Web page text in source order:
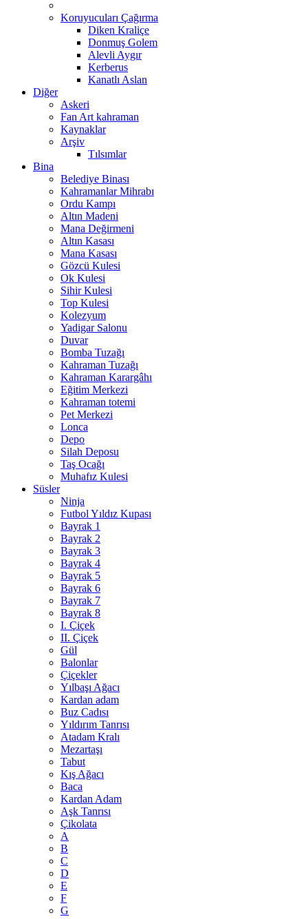
Koruyucuları Çağırma
Diken Kraliçe
Donmuş Golem
Alevli Aygır
Kerberus
Kanatlı Aslan
Diğer
Askeri
Fan Art kahraman
Kaynaklar
Arşiv
Tılsımlar
Bina
Belediye Binası
Kahramanlar Mihrabı
Ordu Kampı
Altın Madeni
Mana Değirmeni
Altın Kasası
Mana Kasası
Gözcü Kulesi
Ok Kulesi
Sihir Kulesi
Top Kulesi
Kolezyum
Yadigar Salonu
Duvar
Bomba Tuzağı
Kahraman Tuzağı
Kahraman Karargâhı
Eğitim Merkezi
Kahraman totemi
Pet Merkezi
Lonca
Depo
Silah Deposu
Taş Ocağı
Muhafız Kulesi
Süsler
Ninja
Futbol Yıldız Kupası
Bayrak 1
Bayrak 2
Bayrak 3
Bayrak 4
Bayrak 5
Bayrak 6
Bayrak 7
Bayrak 8
I. Çiçek
II. Çiçek
Gül
Balonlar
Çiçekler
Yılbaşı Ağacı
Kardan adam
Buz Cadısı
Yıldırım Tanrısı
Atadam Kralı
Mezartaşı
Tabut
Kış Ağacı
Baca
Kardan Adam
Aşk Tanrısı
Çikolata
A
B
C
D
E
F
G